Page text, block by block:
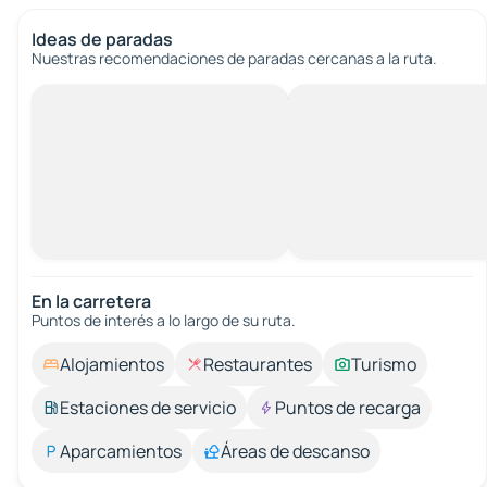
Ideas de paradas
Nuestras recomendaciones de paradas cercanas a la ruta.
En la carretera
Puntos de interés a lo largo de su ruta.
Alojamientos Restaurantes
Turismo
Estaciones de servicio
Puntos de recarga
Aparcamientos
Áreas de descanso